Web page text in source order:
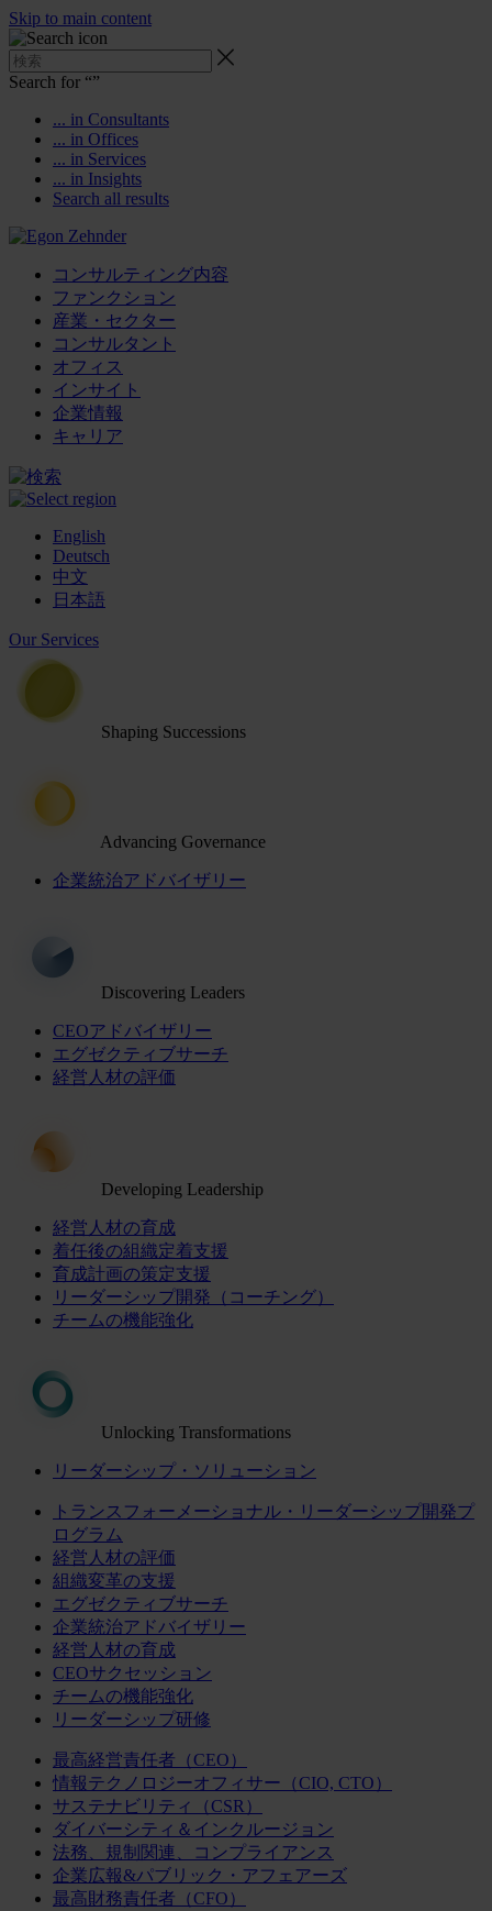
Skip to main content
Search for “”
... in Consultants
... in Offices
... in Services
... in Insights
Search all results
コンサルティング内容
ファンクション
産業・セクター
コンサルタント
オフィス
インサイト
企業情報
キャリア
English
Deutsch
中文
日本語
Our Services
Shaping Successions
Advancing Governance
企業統治アドバイザリー
Discovering Leaders
CEOアドバイザリー
エグゼクティブサーチ
経営人材の評価
Developing Leadership
経営人材の育成
着任後の組織定着支援
育成計画の策定支援
リーダーシップ開発（コーチング）
チームの機能強化
Unlocking Transformations
リーダーシップ・ソリューション
トランスフォーメーショナル・リーダーシップ開発プ
ログラム
経営人材の評価
組織変革の支援
エグゼクティブサーチ
企業統治アドバイザリー
経営人材の育成
CEOサクセッション
チームの機能強化
リーダーシップ研修
最高経営責任者（CEO）
情報テクノロジーオフィサー（CIO, CTO）
サステナビリティ（CSR）
ダイバーシティ＆インクルージョン
法務、規制関連、コンプライアンス
企業広報&パブリック・アフェアーズ
最高財務責任者（CFO）